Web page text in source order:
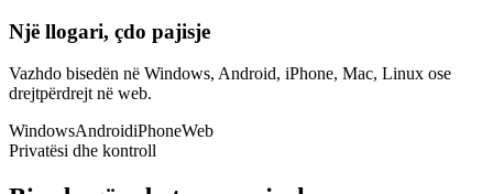
Një llogari, çdo pajisje
Vazhdo bisedën në Windows, Android, iPhone, Mac, Linux ose
drejtpërdrejt në web.
WindowsAndroidiPhoneWeb
Privatësi dhe kontroll